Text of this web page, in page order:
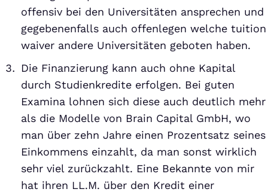
offensiv bei den Universitäten ansprechen und
gegebenenfalls auch offenlegen welche tuition
waiver andere Universitäten geboten haben.
Die Finanzierung kann auch ohne Kapital
durch Studienkredite erfolgen. Bei guten
Examina lohnen sich diese auch deutlich mehr
als die Modelle von Brain Capital GmbH, wo
man über zehn Jahre einen Prozentsatz seines
Einkommens einzahlt, da man sonst wirklich
sehr viel zurückzahlt. Eine Bekannte von mir
hat ihren LL.M. über den Kredit einer